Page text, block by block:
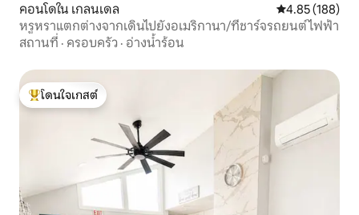
คอนโดใน เกลนเดล คะแนนเฉลี่ย
4.85 (188)
หรูหราแตกต่างจากเดินไปยังอเมริกานา/ที่ชาร์จรถยนต์ไฟฟ้า
สถานที่ · ครอบครัว · อ่างน้ำร้อน
โดนใจเกสต์ที่สุด
โดนใจเกสต์